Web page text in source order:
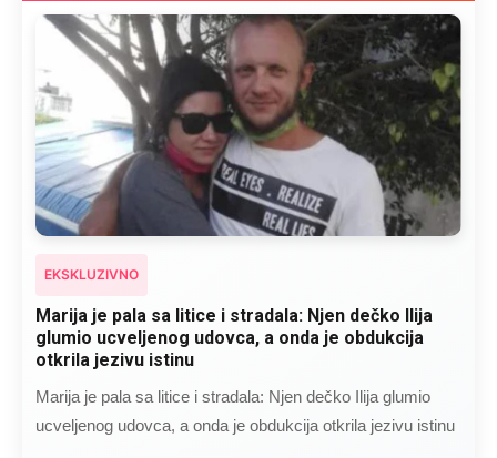
EKSKLUZIVNO
Marija je pala sa litice i stradala: Njen dečko Ilija
glumio ucveljenog udovca, a onda je obdukcija
otkrila jezivu istinu
Marija je pala sa litice i stradala: Njen dečko Ilija glumio
ucveljenog udovca, a onda je obdukcija otkrila jezivu istinu